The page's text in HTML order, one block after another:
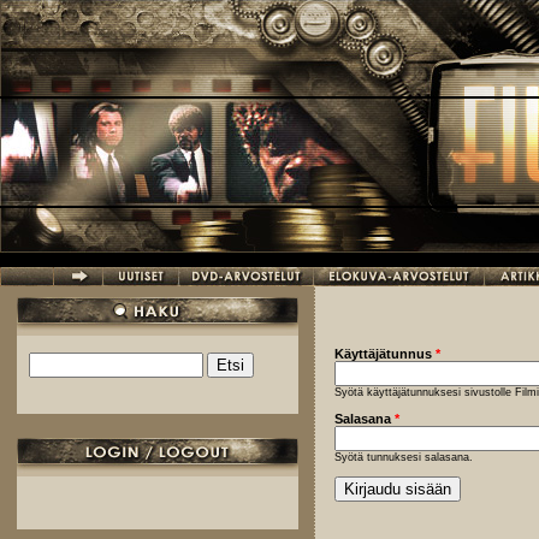
Hyppää pääsisältöön
Hakulomake
Käyttäjätunnus *
Syötä käyttäjätunnuksesi sivustolle
Salasana *
Syötä tunnuksesi salasana.